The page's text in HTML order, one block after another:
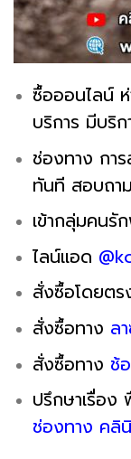
ซื้อออนไลน์
บริการ มีบริก
ช่องทาง กา
ทันที สอบถา
เข้ากลุ่มคนรั
ไลน์แอด
สั่งซื้อโดยตร
สั่งซื้อทาง ล
สั่งซื้อทาง ช้
ปรึกษาเรื่อง
ช่องทาง คลิ